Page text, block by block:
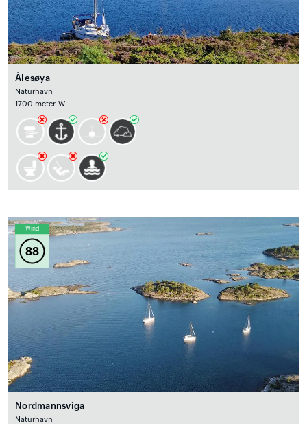
Ålesøya
Naturhavn
1700 meter W
Wind
88
Nordmannsviga
Naturhavn